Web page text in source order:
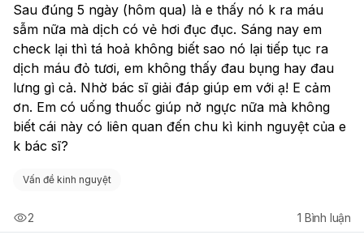
Sau đúng 5 ngày (hôm qua) là e thấy nó k ra máu
sẫm nữa mà dịch có vẻ hơi đục đục. Sáng nay em
check lại thì tá hoả không biết sao nó lại tiếp tục ra
dịch máu đỏ tươi, em không thấy đau bụng hay đau
lưng gì cả. Nhờ bác sĩ giải đáp giúp em với ạ! E cảm
ơn. Em có uống thuốc giúp nở ngực nữa mà không
biết cái này có liên quan đến chu kì kinh nguyệt của e
k bác sĩ?
Vấn đề kinh nguyệt
2 1 Bình luận